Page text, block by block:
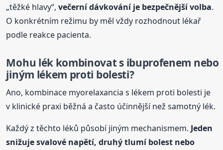
„těžké hlavy“,večerní dávkování je bezpečnější volba.
O konkrétním režimu by měl vždy rozhodnout lékař
podle reakce pacienta.
Mohu lék kombinovat s ibuprofenem nebo
jiným lékem proti bolesti?
Ano, kombinace myorelaxancia s lékem proti bolesti je
v klinické praxi běžná a často účinnější než samotný lék.
Každý z těchto léků působí jiným mechanismem. Jeden
snižuje svalové napětí, druhý tlumí bolest nebo